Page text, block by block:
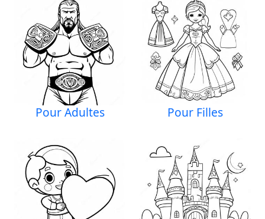
Pour Adultes Pour Filles